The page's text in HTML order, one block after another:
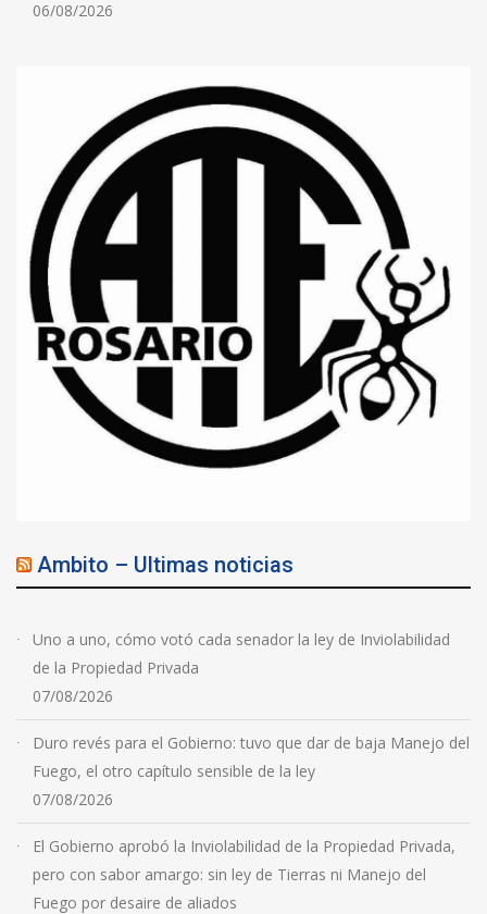
06/08/2026
Ambito – Ultimas noticias
Uno a uno, cómo votó cada senador la ley de Inviolabilidad
de la Propiedad Privada
07/08/2026
Duro revés para el Gobierno: tuvo que dar de baja Manejo del
Fuego, el otro capítulo sensible de la ley
07/08/2026
El Gobierno aprobó la Inviolabilidad de la Propiedad Privada,
pero con sabor amargo: sin ley de Tierras ni Manejo del
Fuego por desaire de aliados